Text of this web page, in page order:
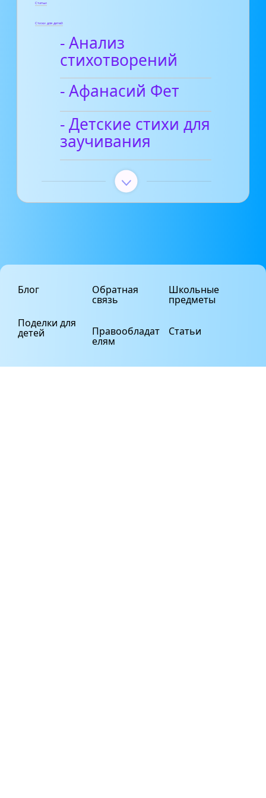
Статьи
Стихи для детей
- Анализ
стихотворений
- Афанасий Фет
- Детские стихи для
заучивания
Блог
Поделки для
детей
Обратная
связь
Правообладат
елям
Школьные
предметы
Статьи